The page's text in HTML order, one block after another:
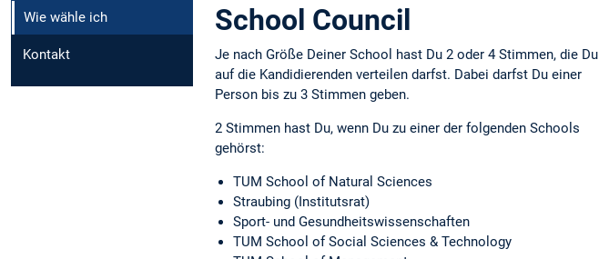
Wie wähle ich
Kontakt
School Council
Je nach Größe Deiner School hast Du 2 oder 4 Stimmen, die Du
auf die Kandidierenden verteilen darfst. Dabei darfst Du einer
Person bis zu 3 Stimmen geben.
2 Stimmen hast Du, wenn Du zu einer der folgenden Schools
gehörst:
TUM School of Natural Sciences
Straubing (Institutsrat)
Sport- und Gesundheitswissenschaften
TUM School of Social Sciences & Technology